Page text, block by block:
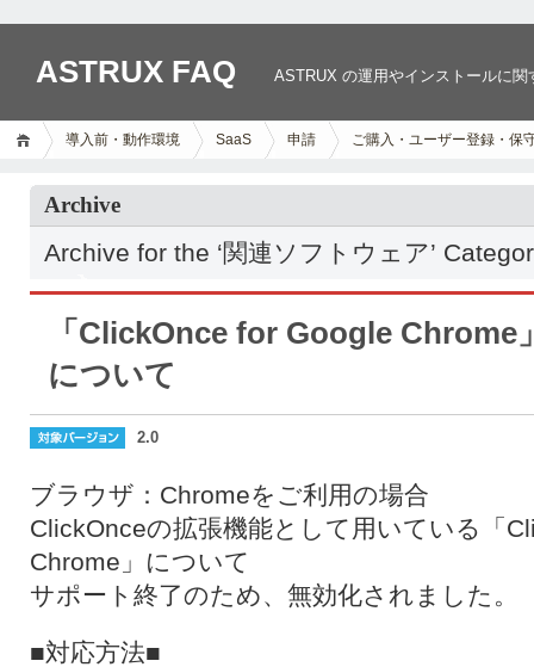
ASTRUX FAQ ASTRUX の運用やインストールに
導入前・動作環境 SaaS 申請 ご購入・ユーザー登録・保
Archive
Archive for the ‘関連ソフトウェア’
「ClickOnce for Google Chrome
について
2.0
ブラウザ：Chromeをご利用の場合
ClickOnceの拡張機能として用いている「
Chrome」について
サポート終了のため、無効化されました。
■対応方法■